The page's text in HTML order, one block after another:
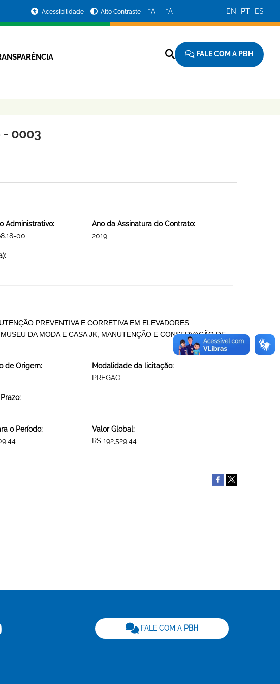
Acessibilidade Alto Contraste −A +A EN PT ES
FALE COM A PBH
- 0003
Administrativo:
00
Ano da Assinatura do Contrato:
2019
PREVENTIVA E CORRETIVA EM ELEVADORES
DA MODA E CASA JK, MANUTENÇÃO E CONSERVAÇÃO DE
de Origem:
Modalidade da licitação:
PREGAO
o Período:
Valor Global:
R$ 192,529.44
FALE COM A PBH